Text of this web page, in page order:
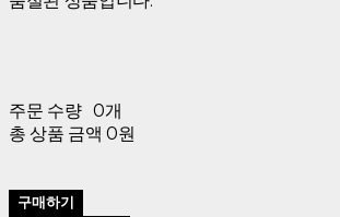
주문 수량 0개
총 상품 금액 0원
구매하기